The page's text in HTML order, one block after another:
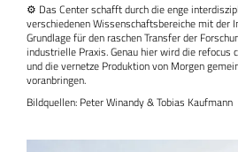
⚙️ Das Center schafft durch die enge
verschiedenen Wissenschaftsbereiche mit der
Grundlage für den raschen Transfer der
industrielle Praxis. Genau hier wird die refocus
und die vernetze Produktion von Morgen
voranbringen.
Bildquellen: Peter Winandy & Tobias Kaufmann